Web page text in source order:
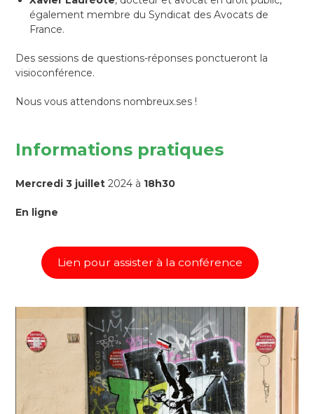
également membre du Syndicat des Avocats de
France.
Des sessions de questions-réponses ponctueront la
visioconférence.
Nous vous attendons nombreux.ses !
Informations pratiques
Mercredi 3 juillet 2024 à 18h30
En ligne
Lien pour assister à la conférence